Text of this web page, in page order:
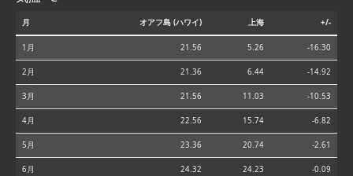
月 オアフ島 (ハワイ) 上海 +/-
1月 21.56 5.26 -16.30
2月 21.36 6.44 -14.92
3月 21.56 11.03 -10.53
4月 22.56 15.74 -6.82
5月 23.36 20.74 -2.61
6月 24.32 24.23 -0.09